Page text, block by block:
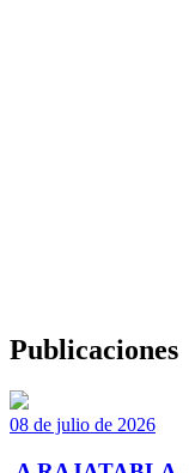
Publicaciones
08 de julio de 2026